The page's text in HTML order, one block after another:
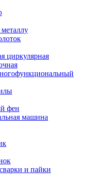
циркулярная
фен
машина
и пайки